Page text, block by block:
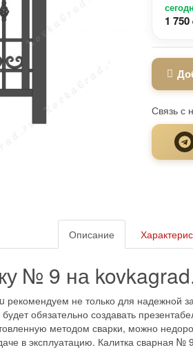
1 750
Связь с
Описание
№ 9 на
не только для надежной
обязательно создавать
методом сварки, можно
в эксплуатацию. Калитка сварная